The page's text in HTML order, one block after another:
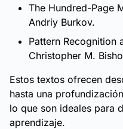
The Hundred-Page
Andriy Burkov.
Pattern Recognition
Christopher M.
Estos textos ofrecen
hasta una
lo que son ideales para
aprendizaje.